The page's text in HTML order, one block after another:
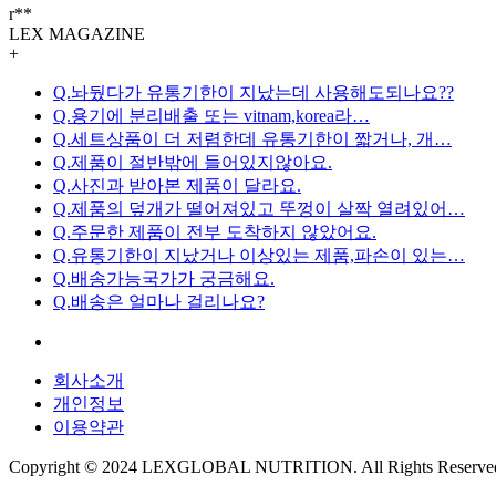
r**
LEX MAGAZINE
+
Q.놔뒀다가 유통기한이 지났는데 사용해도되나요??
Q.용기에 분리배출 또는 vitnam,korea라…
Q.세트상품이 더 저렴한데 유통기한이 짧거나, 개…
Q.제품이 절반밖에 들어있지않아요.
Q.사진과 받아본 제품이 달라요.
Q.제품의 덮개가 떨어져있고 뚜껑이 살짝 열려있어…
Q.주문한 제품이 전부 도착하지 않았어요.
Q.유통기한이 지났거나 이상있는 제품,파손이 있는…
Q.배송가능국가가 궁금해요.
Q.배송은 얼마나 걸리나요?
회사소개
개인정보
이용약관
Copyright © 2024 LEXGLOBAL NUTRITION. All Rights